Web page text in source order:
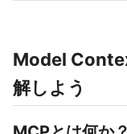
Model
解しよう